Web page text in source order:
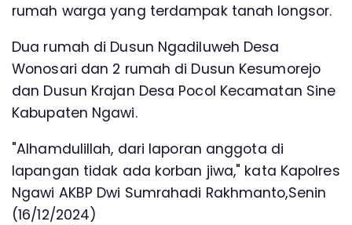
rumah warga yang terdampak tanah longsor.
Dua rumah di Dusun Ngadiluweh Desa
Wonosari dan 2 rumah di Dusun Kesumorejo
dan Dusun Krajan Desa Pocol Kecamatan Sine
Kabupaten Ngawi.
"Alhamdulillah, dari laporan anggota di
lapangan tidak ada korban jiwa," kata Kapolres
Ngawi AKBP Dwi Sumrahadi Rakhmanto,Senin
(16/12/2024)